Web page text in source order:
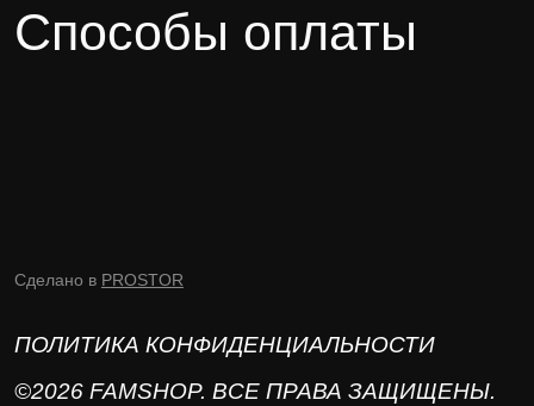
Способы оплаты
Сделано в PROSTOR
ПОЛИТИКА КОНФИДЕНЦИАЛЬНОСТИ
©2026 FAMSHOP. ВСЕ ПРАВА ЗАЩИЩЕНЫ.